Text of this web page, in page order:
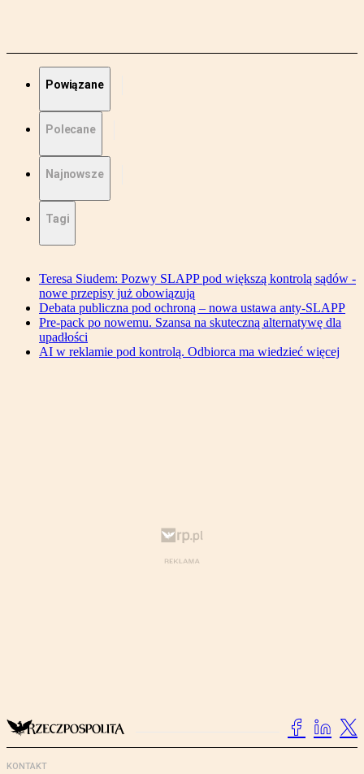
Powiązane
Polecane
Najnowsze
Tagi
Teresa Siudem: Pozwy SLAPP pod większą kontrolą sądów -
nowe przepisy już obowiązują
Debata publiczna pod ochroną – nowa ustawa anty-SLAPP
Pre-pack po nowemu. Szansa na skuteczną alternatywę dla
upadłości
AI w reklamie pod kontrolą. Odbiorca ma wiedzieć więcej
KONTAKT